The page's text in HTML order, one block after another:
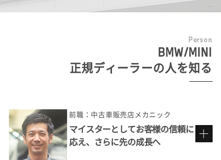
Person
BMW/MINI
正規ディーラーの人を知る
前職：中古車販売店メカニック
マイスターとしてお客様の信頼に
応え、さらに先の成長へ